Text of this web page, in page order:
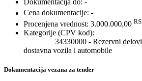
Dokumentacija do: -
Cena dokumentacije: -
Procenjena vrednost: 3.000.000,00
Kategorije (CPV kod):
34330000 - Rezervni delovi
dostavna vozila i automobile
Dokumentacija vezana za tender